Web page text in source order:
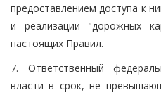
предоставлением доступа к
и реализации "дорожных
настоящих Правил.
7. Ответственный
власти в срок, не